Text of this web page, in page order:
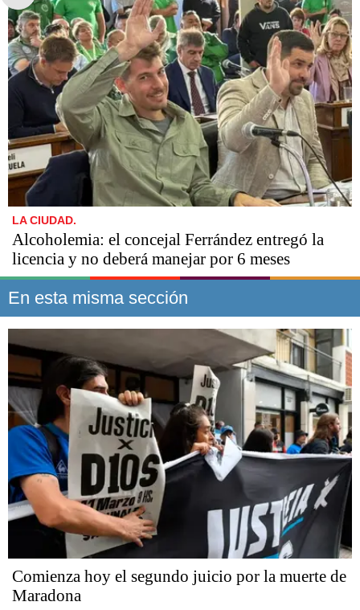
LA CIUDAD.
Alcoholemia: el concejal Ferrández entregó la
licencia y no deberá manejar por 6 meses
En esta misma sección
Comienza hoy el segundo juicio por la muerte de
Maradona